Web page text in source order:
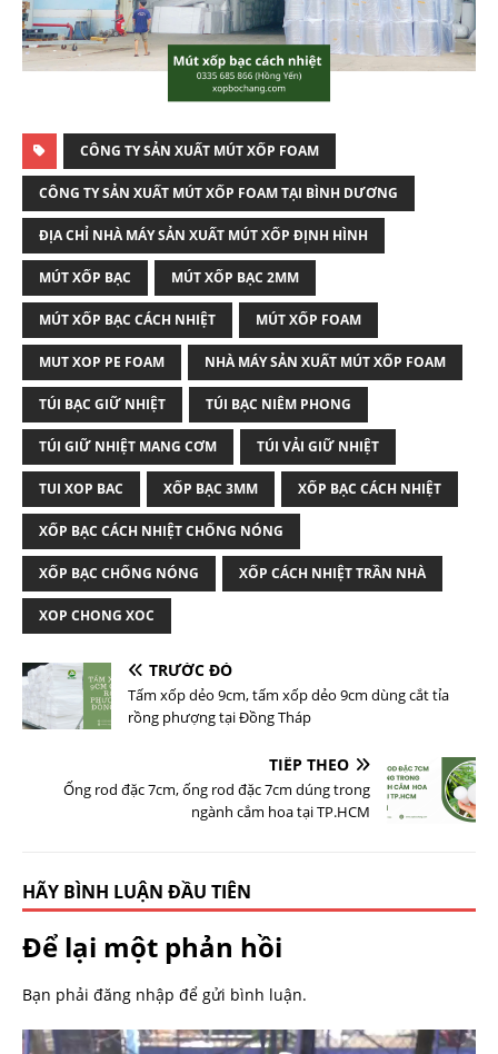
CÔNG TY SẢN XUẤT MÚT XỐP FOAM
CÔNG TY SẢN XUẤT MÚT XỐP FOAM TẠI BÌNH DƯƠNG
ĐỊA CHỈ NHÀ MÁY SẢN XUẤT MÚT XỐP ĐỊNH HÌNH
MÚT XỐP BẠC MÚT XỐP BẠC 2MM
MÚT XỐP BẠC CÁCH NHIỆT MÚT XỐP FOAM
MUT XOP PE FOAM NHÀ MÁY SẢN XUẤT MÚT XỐP FOAM
TÚI BẠC GIỮ NHIỆT TÚI BẠC NIÊM PHONG
TÚI GIỮ NHIỆT MANG CƠM TÚI VẢI GIỮ NHIỆT
TUI XOP BAC XỐP BẠC 3MM XỐP BẠC CÁCH NHIỆT
XỐP BẠC CÁCH NHIỆT CHỐNG NÓNG
XỐP BẠC CHỐNG NÓNG XỐP CÁCH NHIỆT TRẦN NHÀ
XOP CHONG XOC
TRƯỚC ĐÓ
Tấm xốp dẻo 9cm, tấm xốp dẻo 9cm dùng cắt tỉa
rồng phượng tại Đồng Tháp
TIẾP THEO
Ống rod đặc 7cm, ống rod đặc 7cm dúng trong
ngành cắm hoa tại TP.HCM
HÃY BÌNH LUẬN ĐẦU TIÊN
Để lại một phản hồi
Bạn phải đăng nhập để gửi bình luận.